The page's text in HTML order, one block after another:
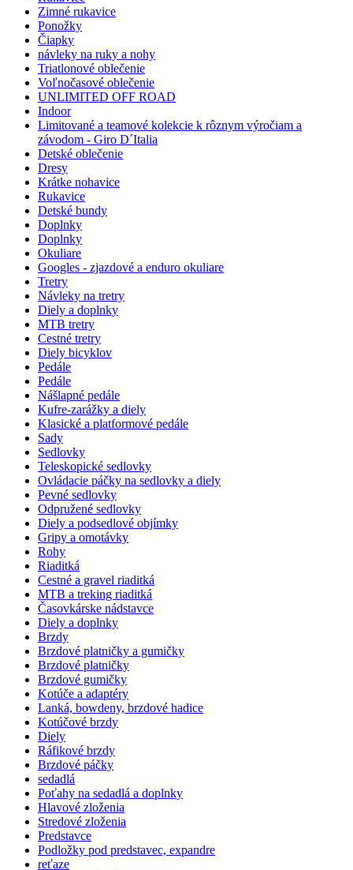
Zimné rukavice
Ponožky
Čiapky
návleky na ruky a nohy
Triatlonové oblečenie
Voľnočasové oblečenie
UNLIMITED OFF ROAD
Indoor
Limitované a teamové kolekcie k rôznym výročiam a
závodom - Giro D´Italia
Detské oblečenie
Dresy
Krátke nohavice
Rukavice
Detské bundy
Doplnky
Doplnky
Okuliare
Googles - zjazdové a enduro okuliare
Tretry
Návleky na tretry
Diely a doplnky
MTB tretry
Cestné tretry
Diely bicyklov
Pedále
Pedále
Nášlapné pedále
Kufre-zarážky a diely
Klasické a platformové pedále
Sady
Sedlovky
Teleskopické sedlovky
Ovládacie páčky na sedlovky a diely
Pevné sedlovky
Odpružené sedlovky
Diely a podsedlové objímky
Gripy a omotávky
Rohy
Riaditká
Cestné a gravel riaditká
MTB a treking riaditká
Časovkárske nádstavce
Diely a doplnky
Brzdy
Brzdové platničky a gumičky
Brzdové platničky
Brzdové gumičky
Kotúče a adaptéry
Lanká, bowdeny, brzdové hadice
Kotúčové brzdy
Diely
Ráfikové brzdy
Brzdové páčky
sedadlá
Poťahy na sedadlá a doplnky
Hlavové zloženia
Stredové zloženia
Predstavce
Podložky pod predstavec, expandre
reťaze